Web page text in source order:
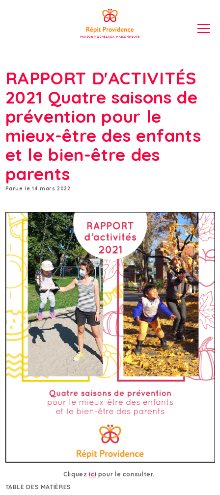
RAPPORT D'ACTIVITÉS
2021 Quatre saisons de
prévention pour le
mieux-être des enfants
et le bien-être des
parents
Parue le 14 mars 2022
Cliquezici pour le consulter.
TABLE DES MATIÈRES